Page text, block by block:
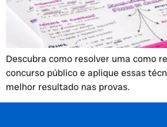
Descubra como resolver uma como
concurso público e aplique essas
melhor resultado nas provas.